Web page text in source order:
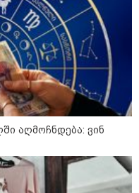
განახორციელა
ტერიტორიების
და
მისი რეჟიმის
ვერანაირად ვერ
ამ დანაშაულს" -
კობახიძე
აღმოჩნდება: ვინ